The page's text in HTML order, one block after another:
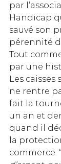
par
Handicap
sauvé son
pérennité
Tout
par une
Les caisses
ne rentre
fait la
un an et
quand il
la
commerce. “